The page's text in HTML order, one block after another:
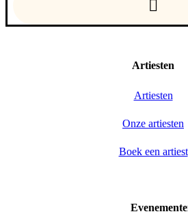
Artiesten
Artiesten
Onze artiesten
Boek een artiest